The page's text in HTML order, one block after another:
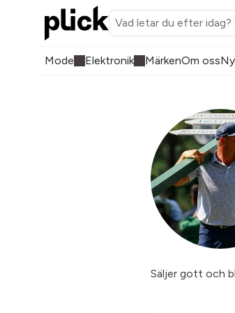
Mode Elektronik MärkenOm oss
Säljer gott och